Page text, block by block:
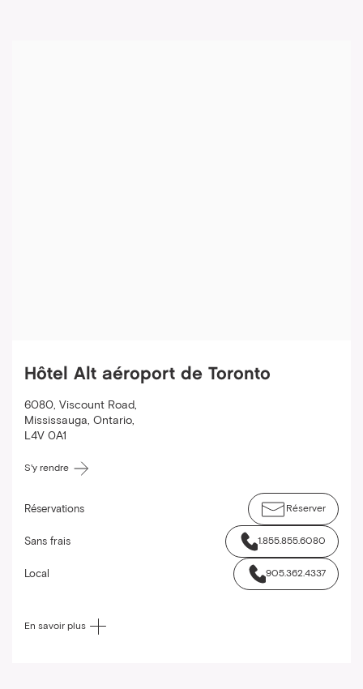
Hôtel Alt aéroport de Toronto
6080, Viscount Road,
Mississauga, Ontario,
L4V 0A1
S'y rendre
Réservations Réserver
Sans frais 1.855.855.6080
Local 905.362.4337
En savoir plus